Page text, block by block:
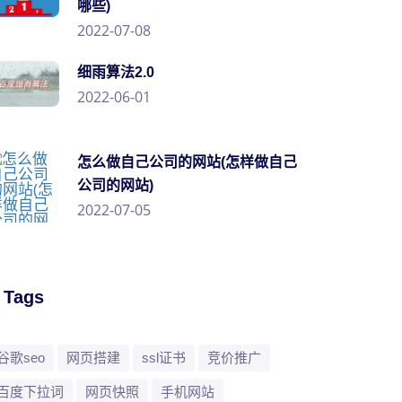
哪些)
2022-07-08
细雨算法2.0
2022-06-01
怎么做自己公司的网站(怎样做自己
公司的网站)
2022-07-05
歌seo 网页搭建 ssl证书 竞价推广
度下拉词 网页快照 手机网站